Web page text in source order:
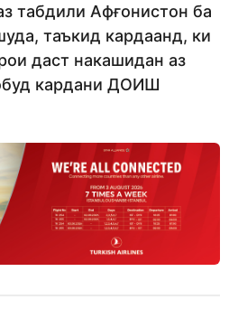
табдили Афғонистон ба
таъкид кардаанд, ки
даст накашидан аз
кардани ДОИШ